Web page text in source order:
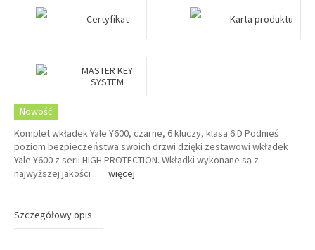
Certyfikat Karta produktu
MASTER KEY
SYSTEM
Nowość
Komplet wkładek Yale Y600, czarne, 6 kluczy, klasa 6.D Podnieś
poziom bezpieczeństwa swoich drzwi dzięki zestawowi wkładek
Yale Y600 z serii HIGH PROTECTION. Wkładki wykonane są z
najwyższej jakości ... więcej
Szczegółowy opis